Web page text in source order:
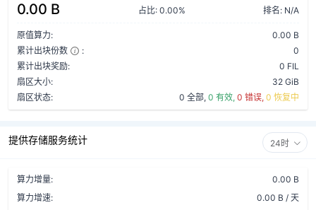
0.00 B 占比: 0.00% 排名: N/A
原值算力:
0.00 B
累计出块份数
:
0
累计出块奖励:
0 FIL
扇区大小:
32 GiB
扇区状态:
0 全部, 0 有效, 0 错误, 0 恢复中
提供存储服务统计 24时
算力增量:
0.00 B
算力增速:
0.00 B / 天